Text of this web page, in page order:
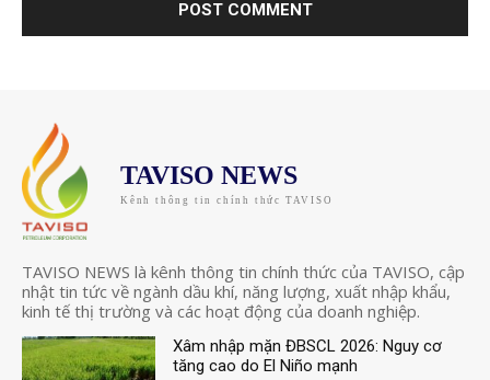
TAVISO NEWS
Kênh thông tin chính thức TAVISO
TAVISO NEWS là kênh thông tin chính thức của TAVISO, cập
nhật tin tức về ngành dầu khí, năng lượng, xuất nhập khẩu,
kinh tế thị trường và các hoạt động của doanh nghiệp.
Xâm nhập mặn ĐBSCL 2026: Nguy cơ
tăng cao do El Niño mạnh